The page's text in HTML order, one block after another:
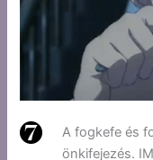
A fogkefe és
önkifejezés.